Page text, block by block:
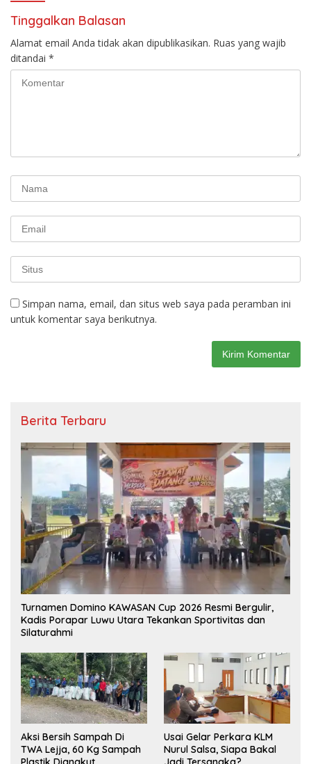
Tinggalkan Balasan
Alamat email Anda tidak akan dipublikasikan. Ruas yang wajib
ditandai *
Simpan nama, email, dan situs web saya pada peramban ini
untuk komentar saya berikutnya.
Berita Terbaru
Turnamen Domino KAWASAN Cup 2026 Resmi Bergulir,
Kadis Porapar Luwu Utara Tekankan Sportivitas dan
Silaturahmi
Aksi Bersih Sampah Di
TWA Lejja, 60 Kg Sampah
‎Usai Gelar Perkara KLM
Nurul Salsa, Siapa Bakal